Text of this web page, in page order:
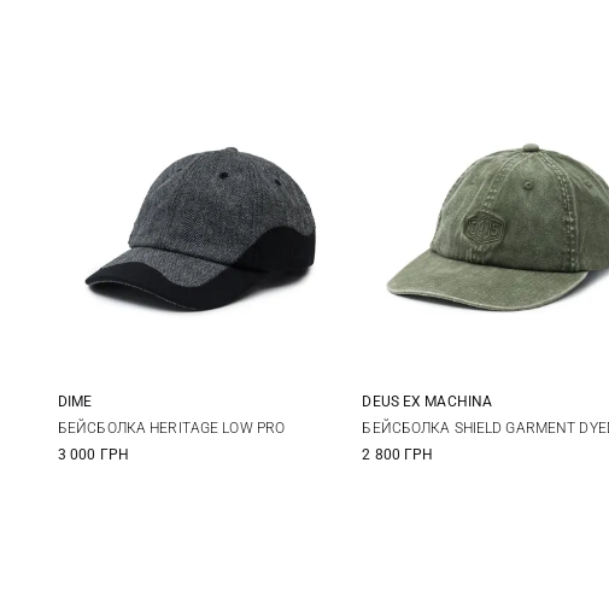
One size
DIME
БЕЙСБОЛКА HERITAGE LOW PRO
3 000 ГРН
One size
DEUS EX MACHINА
БЕЙСБОЛКА SHIELD GARMENT
2 800 ГРН